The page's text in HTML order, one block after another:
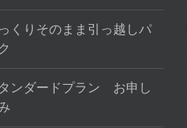
くりそのまま引っ越しパ
ンダードプラン お申し